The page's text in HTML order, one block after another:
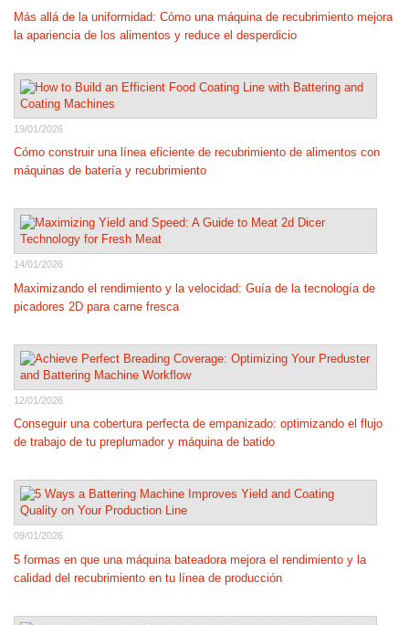
Más allá de la uniformidad: Cómo una máquina de recubrimiento mejora
la apariencia de los alimentos y reduce el desperdicio
19/01/2026
Cómo construir una línea eficiente de recubrimiento de alimentos con
máquinas de batería y recubrimiento
14/01/2026
Maximizando el rendimiento y la velocidad: Guía de la tecnología de
picadores 2D para carne fresca
12/01/2026
Conseguir una cobertura perfecta de empanizado: optimizando el flujo
de trabajo de tu preplumador y máquina de batido
09/01/2026
5 formas en que una máquina bateadora mejora el rendimiento y la
calidad del recubrimiento en tu línea de producción